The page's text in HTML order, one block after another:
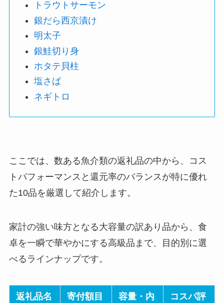
トラウトサーモン
銀だら西京漬け
明太子
銀鮭切り身
ホタテ貝柱
塩さば
ネギトロ
ここでは、数ある魚介類の返礼品の中から、コス
トパフォーマンスと還元率のバランスが特に優れ
た10品を厳選して紹介します。
家計の強い味方となる大容量の訳あり品から、食
卓を一瞬で華やかにする高級品まで、目的別に選
べるラインナップです。
返礼品名
寄付額目
容量・内
コスパ評